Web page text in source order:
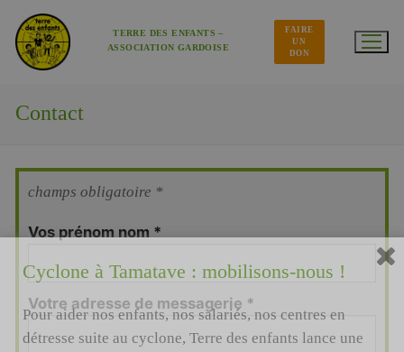
contenu
TERRE DES ENFANTS –
ASSOCIATION GARDOISE
FAIRE
UN
DON
Contact
champs obligatoire *
Vos prénom nom *
Votre adresse de messagerie *
Cyclone à Tamatave : mobilisons-nous !
Pour aider nos enfants, nos salariés, nos centres en
détresse suite au cyclone, Terre des enfants lance une